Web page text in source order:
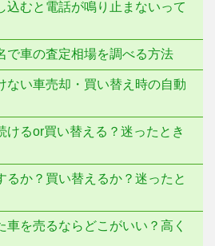
込むと電話が鳴り止まないって
で車の査定相場を調べる方法
ない車売却・買い替え時の自動
けるor買い替える？迷ったとき
るか？買い替えるか？迷ったと
車を売るならどこがいい？高く